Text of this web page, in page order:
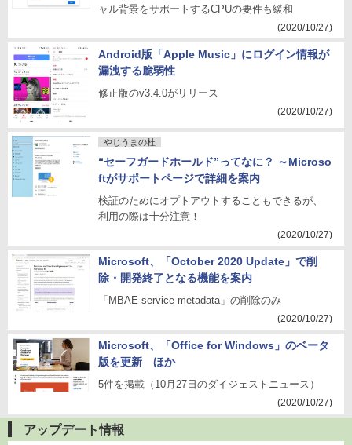
ャル背景をサポートするCPUの要件も緩和
(2020/10/27)
Android版「Apple Music」にログイン情報が
漏洩する脆弱性
修正版のv3.4.0がリリース
(2020/10/27)
やじうまの杜
“セーフガードホールド”ってなに？ ～Microso
ftがサポートページで詳細を案内
検証のためにオプトアウトすることもできるが、
利用の際は十分注意！
(2020/10/27)
Microsoft、「October 2020 Update」で削
除・開発終了となる機能を案内
「MBAE service metadata」の削除のみ
(2020/10/27)
Microsoft、「Office for Windows」のベータ
版を更新 ほか
5件を掲載（10月27日のダイジェストニュース）
(2020/10/27)
アップデート情報